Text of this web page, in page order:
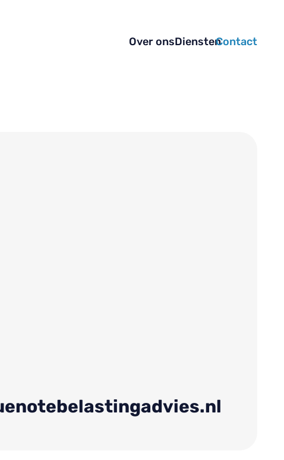
Over onsDienstenContact